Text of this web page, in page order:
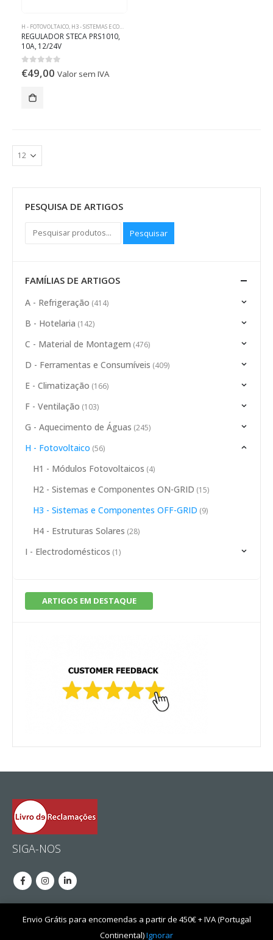
H - FOTOVOLTAICO, H3 - SISTEMAS E COMPONENTES OFF-GRID
REGULADOR STECA PRS1010,
10A, 12/24V
0out of 5
€49,00 Valor sem IVA
PESQUISA DE ARTIGOS
Pesquisar
FAMÍLIAS DE ARTIGOS
A - Refrigeração (414)
B - Hotelaria (142)
C - Material de Montagem (476)
D - Ferramentas e Consumíveis (409)
E - Climatização (166)
F - Ventilação (103)
G - Aquecimento de Águas (245)
H - Fotovoltaico (56)
H1 - Módulos Fotovoltaicos (4)
H2 - Sistemas e Componentes ON-GRID (15)
H3 - Sistemas e Componentes OFF-GRID (9)
H4 - Estruturas Solares (28)
I - Electrodomésticos (1)
ARTIGOS EM DESTAQUE
SIGA-NOS
Envio Grátis para encomendas a partir de 450€ + IVA (Portugal
Continental)Ignorar